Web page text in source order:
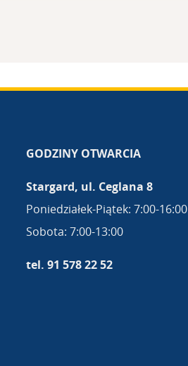
GODZINY OTWARCIA
Stargard, ul. Ceglana 8
Poniedziałek-Piątek: 7:00-16:00
Sobota: 7:00-13:00
tel. 91 578 22 52